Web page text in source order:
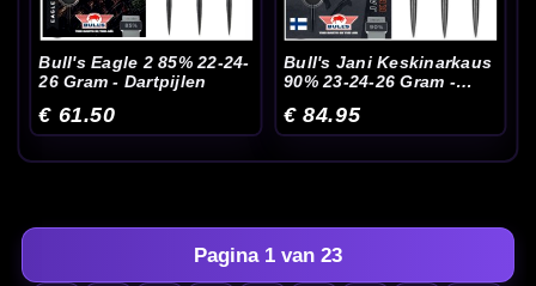
Bull's Eagle 2 85% 22-24-
26 Gram - Dartpijlen
€ 61.50
Bull's Jani Keskinarkaus
90% 23-24-26 Gram -
€ 84.95
Pagina 1 van 23